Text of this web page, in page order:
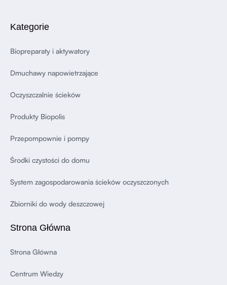
Kategorie
Biopreparaty i aktywatory
Dmuchawy napowietrzające
Oczyszczalnie ścieków
Produkty Biopolis
Przepompownie i pompy
Środki czystości do domu
System zagospodarowania ścieków oczyszczonych
Zbiorniki do wody deszczowej
Strona Główna
Strona Główna
Centrum Wiedzy